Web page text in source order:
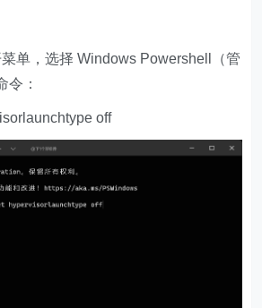
单，选择 Windows Powershell（管
令：
off